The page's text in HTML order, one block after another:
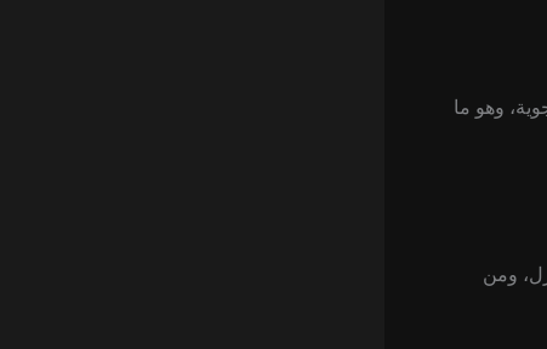
وهو ما
ومن